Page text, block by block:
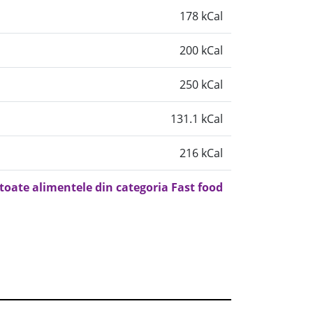
178 kCal
200 kCal
250 kCal
131.1 kCal
216 kCal
alimentele din categoria Fast food